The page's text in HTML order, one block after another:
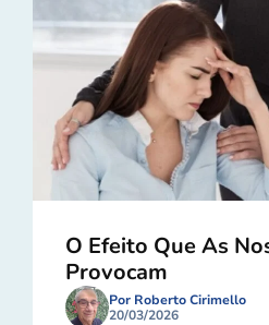
O Efeito Que As
Provocam
Por Roberto Cirimello
20/03/2026